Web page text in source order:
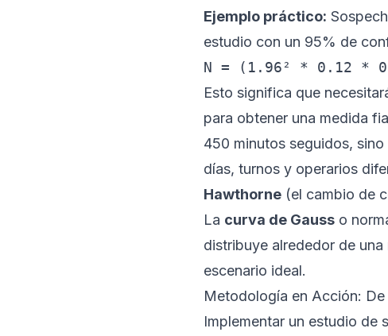
Ejemplo práctico:
estudio con un 95% de
N = (1.96² * 0.12 *
Esto significa que
para obtener una medida
450 minutos seguidos,
días, turnos y operarios
Hawthorne (el cambio de
La curva de Gauss o
distribuye alrededor de una
escenario ideal.
Metodología en Acción: De
Implementar un estudio de